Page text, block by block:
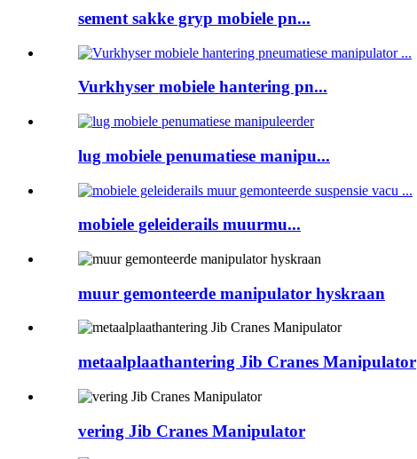
sement sakke gryp mobiele pn...
Vurkhyser mobiele hantering pn...
lug mobiele penumatiese manipu...
mobiele geleiderails muurmu...
muur gemonteerde manipulator hyskraan
metaalplaathantering Jib Cranes Manipulator
vering Jib Cranes Manipulator